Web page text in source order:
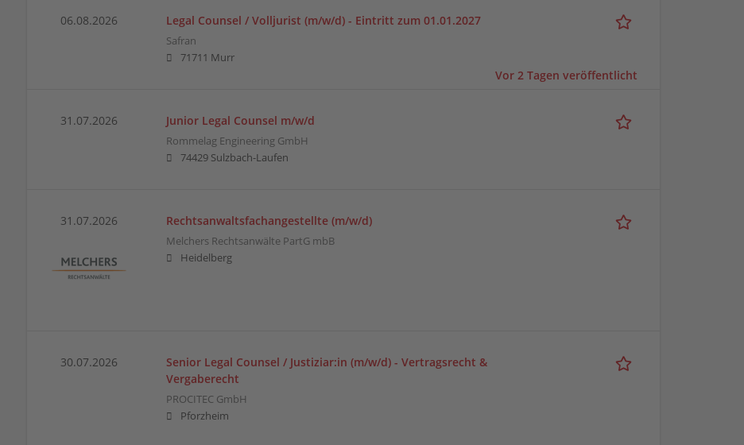
06.08.2026 Legal Counsel / Volljurist (m/w/d) - Eintritt zum 01.01.2027
Safran
71711 Murr
Vor 2 Tagen veröffentlicht
31.07.2026 Junior Legal Counsel m/w/d
Rommelag Engineering GmbH
74429 Sulzbach-Laufen
31.07.2026 Rechtsanwaltsfachangestellte (m/w/d)
Melchers Rechtsanwälte PartG mbB
Heidelberg
30.07.2026
Senior Legal Counsel / Justiziar:in (m/w/d) - Vertragsrecht &
Vergaberecht
PROCITEC GmbH
Pforzheim